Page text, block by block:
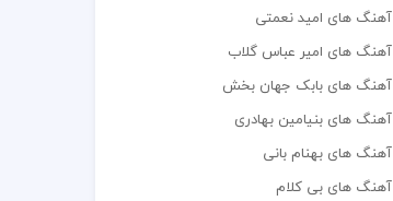
آهنگ های امید نعمتی
آهنگ های امیر عباس گلاب
آهنگ های بابک جهان بخش
آهنگ های بنیامین بهادری
آهنگ های بهنام بانی
آهنگ های بی کلام